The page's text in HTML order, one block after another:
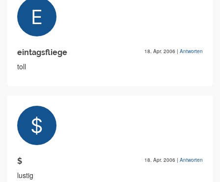
eintagsfliege 18. Apr. 2006 | Antworten
toll
$ 18. Apr. 2006 | Antworten
lustig